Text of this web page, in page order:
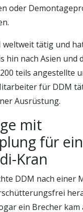
oder
weltweit tätig und
hin nach Asien und
teils angestellte
für DDM
Ausrüstung.
mit
für
Kran
DDM nach einer
ein Brecher